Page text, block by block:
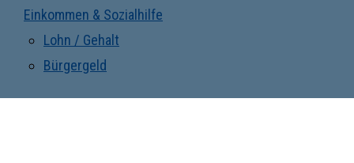
Einkommen & Sozialhilfe
Lohn / Gehalt
Bürgergeld